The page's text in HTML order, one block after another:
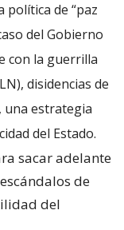
política de “paz
del Gobierno
con la guerrilla
disidencias de
una estrategia
del Estado.
sacar adelante
de
del